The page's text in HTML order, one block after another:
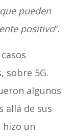
pueden
positivo“.
sobre 5G.
algunos
allá de sus
hizo un